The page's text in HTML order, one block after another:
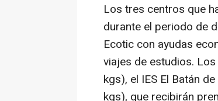
Los tres centros que
durante el periodo de
Ecotic con ayudas
viajes de estudios.
kgs), el IES El Batán
kgs), que recibirán